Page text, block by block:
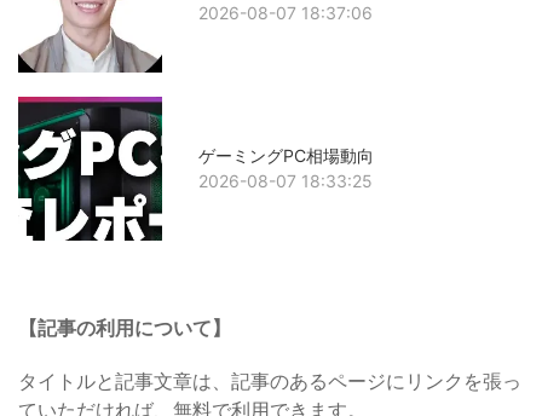
2026-08-07 18:37:06
ゲーミングPC相場動向
2026-08-07 18:33:25
【記事の利用について】
タイトルと記事文章は、記事のあるページにリンクを張っ
ていただければ、無料で利用できます。